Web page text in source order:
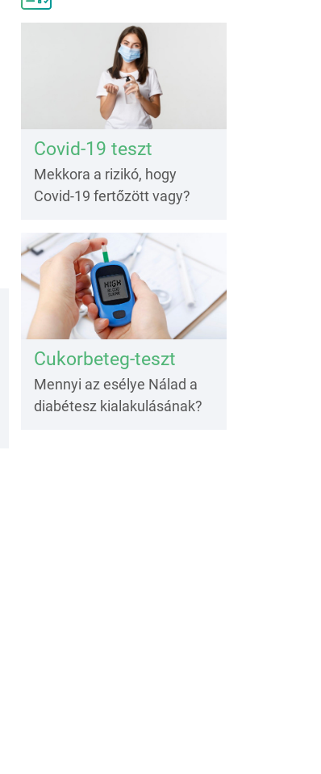
Covid-19 teszt
Mekkora a rizikó, hogy
Covid-19 fertőzött vagy?
Cukorbeteg-teszt
Mennyi az esélye Nálad a
diabétesz kialakulásának?